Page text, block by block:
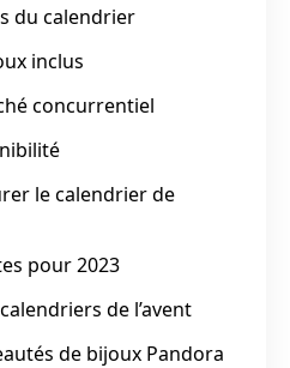
du calendrier
inclus
concurrentiel
le calendrier de
pour 2023
de l’avent
de bijoux Pandora